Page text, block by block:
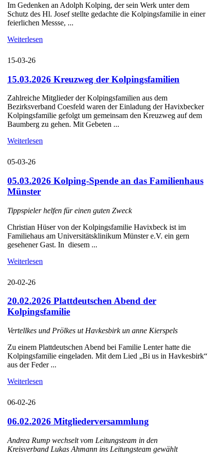
Im Gedenken an Adolph Kolping, der sein Werk unter dem
Schutz des Hl. Josef stellte gedachte die Kolpingsfamilie in einer
feierlichen Messse, ...
Weiterlesen
15-03-26
15.03.2026 Kreuzweg der Kolpingsfamilien
Zahlreiche Mitglieder der Kolpingsfamilien aus dem
Bezirksverband Coesfeld waren der Einladung der Havixbecker
Kolpingsfamilie gefolgt um gemeinsam den Kreuzweg auf dem
Baumberg zu gehen. Mit Gebeten ...
Weiterlesen
05-03-26
05.03.2026 Kolping-Spende an das Familienhaus
Münster
Tippspieler helfen für einen guten Zweck
Christian Hüser von der Kolpingsfamilie Havixbeck ist im
Familiehaus am Universitätsklinikum Münster e.V. ein gern
gesehener Gast. In diesem ...
Weiterlesen
20-02-26
20.02.2026 Plattdeutschen Abend der
Kolpingsfamilie
Vertellkes und Prölkes ut Havkesbirk un anne Kierspels
Zu einem Plattdeutschen Abend bei Familie Lenter hatte die
Kolpingsfamilie eingeladen. Mit dem Lied „Bi us in Havkesbirk“
aus der Feder ...
Weiterlesen
06-02-26
06.02.2026 Mitgliederversammlung
Andrea Rump wechselt vom Leitungsteam in den
Kreisverband Lukas Ahmann ins Leitungsteam gewählt